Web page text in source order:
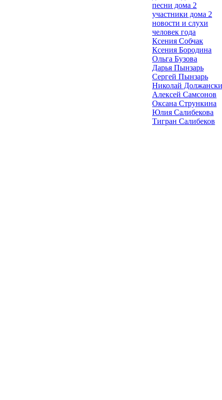
песни дома 2
участники дома 2
новости и слухи
человек года
Ксения Собчак
Ксения Бородина
Ольга Бузова
Дарья Пынзарь
Сергей Пынзарь
Николай
Алексей Самсонов
Оксана Стрункина
Юлия Салибекова
Тигран Салибеков